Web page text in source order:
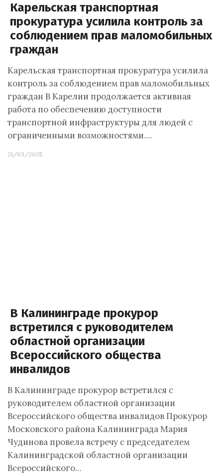
Карельская транспортная
прокуратура усилила контроль за
соблюдением прав маломобильных
граждан
Карельская транспортная прокуратура усилила
контроль за соблюдением прав маломобильных
граждан В Карелии продолжается активная
работа по обеспечению доступности
транспортной инфраструктуры для людей с
ограниченными возможностями.…
21/03/2025
В Калининграде прокурор
встретился с руководителем
областной организации
Всероссийского общества
инвалидов
В Калининграде прокурор встретился с
руководителем областной организации
Всероссийского общества инвалидов Прокурор
Московского района Калининграда Мария
Чудинова провела встречу с председателем
Калининградской областной организации
Всероссийского…